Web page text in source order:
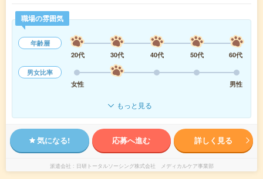
職場の雰囲気
年齢層
20代
30代 40代 50代
60代
男女比率
女性
男性
もっと見る
気になる! 応募へ進む 詳しく見る
派遣会社 日研トータルソーシング株式会社 メディカルケア事業部